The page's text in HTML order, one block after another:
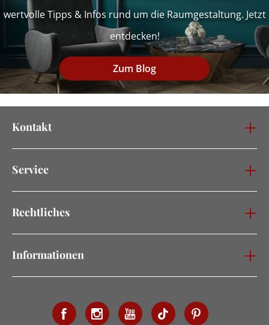
wertvolle Tipps & Infos rund um die Raumgestaltung. Jetzt
entdecken!
Zum Blog
Kontakt
Service
Rechtliches
Informationen